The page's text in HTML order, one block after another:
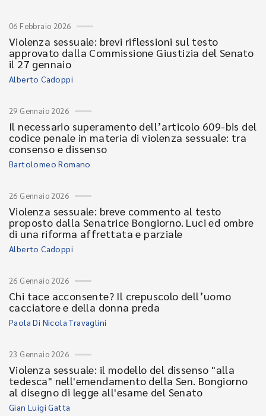
06 Febbraio 2026
Violenza sessuale: brevi riflessioni sul testo
approvato dalla Commissione Giustizia del Senato
il 27 gennaio
Alberto Cadoppi
29 Gennaio 2026
Il necessario superamento dell’articolo 609-bis del
codice penale in materia di violenza sessuale: tra
consenso e dissenso
Bartolomeo Romano
26 Gennaio 2026
Violenza sessuale: breve commento al testo
proposto dalla Senatrice Bongiorno. Luci ed ombre
di una riforma affrettata e parziale
Alberto Cadoppi
26 Gennaio 2026
Chi tace acconsente? Il crepuscolo dell’uomo
cacciatore e della donna preda
Paola Di Nicola Travaglini
23 Gennaio 2026
Violenza sessuale: il modello del dissenso "alla
tedesca" nell'emendamento della Sen. Bongiorno
al disegno di legge all'esame del Senato
Gian Luigi Gatta